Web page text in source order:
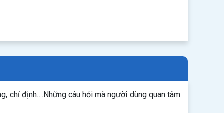
chỉ định….Những câu hỏi mà người dùng quan tâm